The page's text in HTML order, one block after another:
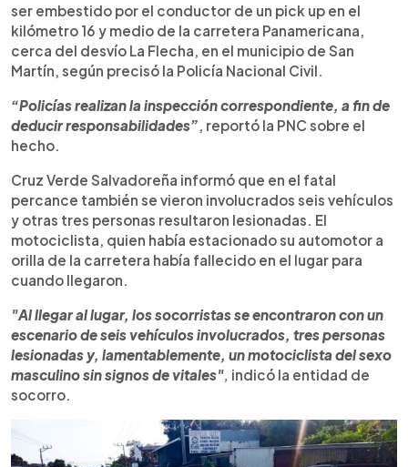
ser embestido por el conductor de un pick up en el
kilómetro 16 y medio de la carretera Panamericana,
cerca del desvío La Flecha, en el municipio de San
Martín, según precisó la Policía Nacional Civil.
“Policías realizan la inspección correspondiente, a fin de
deducir responsabilidades” , reportó la PNC sobre el
hecho.
Cruz Verde Salvadoreña informó que en el fatal
percance también se vieron involucrados seis vehículos
y otras tres personas resultaron lesionadas. El
motociclista, quien había estacionado su automotor a
orilla de la carretera había fallecido en el lugar para
cuando llegaron.
"Al llegar al lugar, los socorristas se encontraron con un
escenario de seis vehículos involucrados, tres personas
lesionadas y, lamentablemente, un motociclista del sexo
masculino sin signos de vitales" indicó la entidad de
socorro.